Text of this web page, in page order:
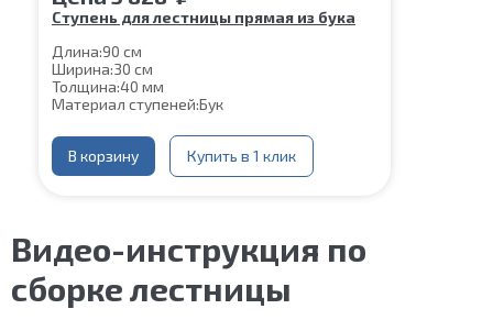
Ступень для лестницы прямая из бука
Длина:90 см
Ширина:30 см
Толщина:40 мм
Материал ступеней:Бук
В корзину Купить в 1 клик
Видео-инструкция по
сборке лестницы